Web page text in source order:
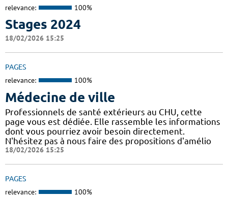
relevance: 100%
Stages 2024
18/02/2026 15:25
PAGES
relevance: 100%
Médecine de ville
Professionnels de santé extérieurs au CHU, cette
page vous est dédiée. Elle rassemble les informations
dont vous pourriez avoir besoin directement.
N'hésitez pas à nous faire des propositions d'amélio
18/02/2026 15:25
PAGES
relevance: 100%